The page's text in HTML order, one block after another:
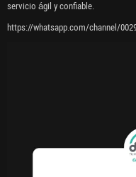
servicio ágil y confiable.
https://whatsapp.com/channel/